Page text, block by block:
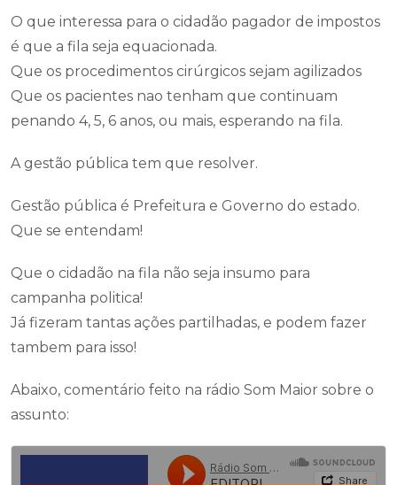
O que interessa para o cidadão pagador de impostos
é que a fila seja equacionada.
Que os procedimentos cirúrgicos sejam agilizados
Que os pacientes nao tenham que continuam
penando 4, 5, 6 anos, ou mais, esperando na fila.
A gestão pública tem que resolver.
Gestão pública é Prefeitura e Governo do estado.
Que se entendam!
Que o cidadão na fila não seja insumo para
campanha politica!
Já fizeram tantas ações partilhadas, e podem fazer
tambem para isso!
Abaixo, comentário feito na rádio Som Maior sobre o
assunto: